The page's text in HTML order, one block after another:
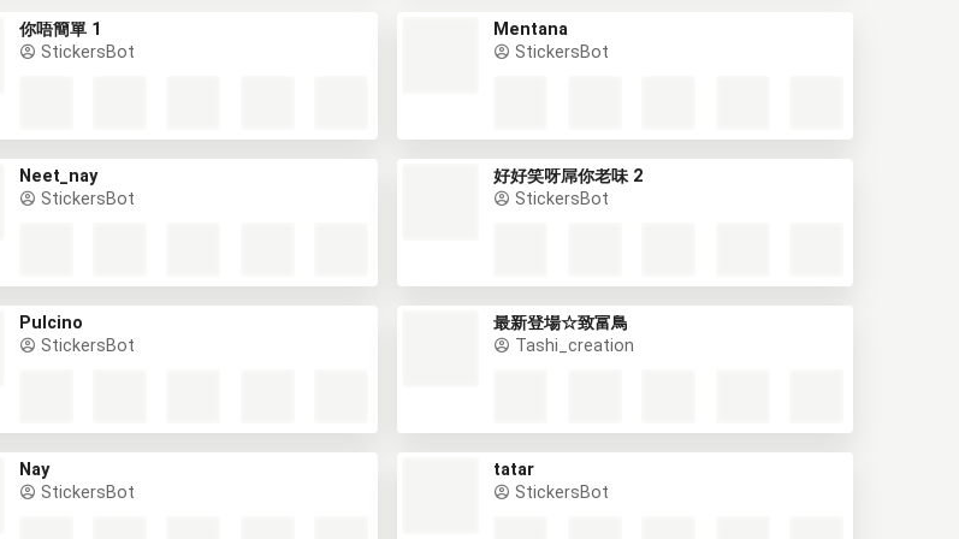
你唔簡單 1
StickersBot
Mentana
StickersBot
Neet_nay
StickersBot
好好笑呀屌你老味 2
StickersBot
Pulcino
StickersBot
最新登場☆致富鳥
Tashi_creation
Nay
StickersBot
tatar
StickersBot